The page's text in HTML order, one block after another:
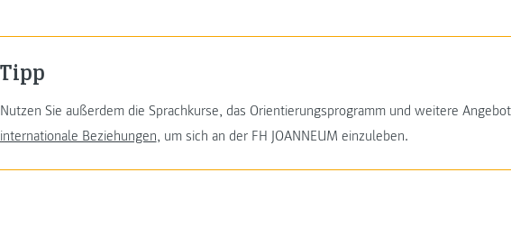
Tipp
Nutzen Sie außerdem die Sprachkurse, das Orientierungsprogramm und weitere
internationale Beziehungen, um sich an der FH JOANNEUM einzuleben.